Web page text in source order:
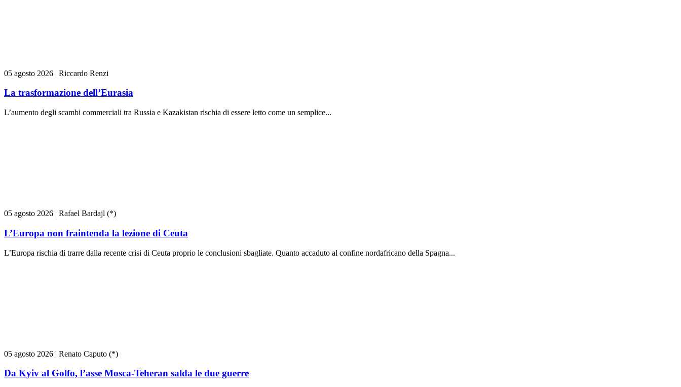
05 agosto 2026 | Riccardo Renzi
La trasformazione dell’Eurasia
L’aumento degli scambi commerciali tra Russia e Kazakistan rischia di essere letto come un semplice...
05 agosto 2026 | Rafael Bardajl (*)
L’Europa non fraintenda la lezione di Ceuta
L’Europa rischia di trarre dalla recente crisi di Ceuta proprio le conclusioni sbagliate. Quanto accaduto al confine nordafricano della Spagna...
05 agosto 2026 | Renato Caputo (*)
Da Kyiv al Golfo, l’asse Mosca-Teheran salda le due guerre